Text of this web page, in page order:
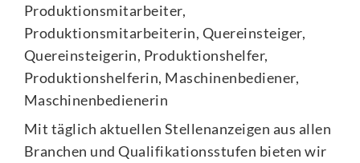
Produktionsmitarbeiter,
Produktionsmitarbeiterin, Quereinsteiger,
Quereinsteigerin, Produktionshelfer,
Produktionshelferin, Maschinenbediener,
Maschinenbedienerin
Mit täglich aktuellen Stellenanzeigen aus allen
Branchen und Qualifikationsstufen bieten wir